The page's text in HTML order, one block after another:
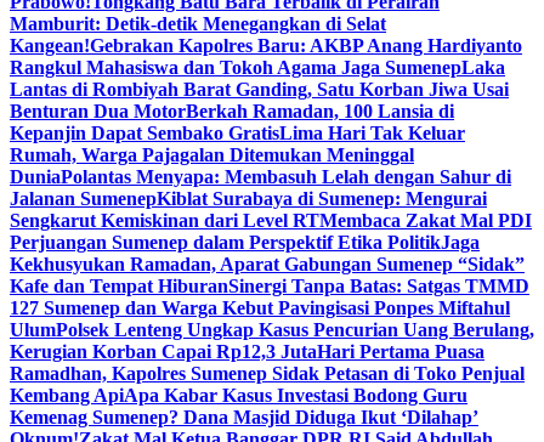
Mamburit: Detik-detik Menegangkan di Selat
Kangean!Gebrakan Kapolres Baru: AKBP Anang Hardiyanto
Rangkul Mahasiswa dan Tokoh Agama Jaga SumenepLaka
Lantas di Rombiyah Barat Ganding, Satu Korban Jiwa Usai
Benturan Dua MotorBerkah Ramadan, 100 Lansia di
Kepanjin Dapat Sembako GratisLima Hari Tak Keluar
Rumah, Warga Pajagalan Ditemukan Meninggal
DuniaPolantas Menyapa: Membasuh Lelah dengan Sahur di
Jalanan SumenepKiblat Surabaya di Sumenep: Mengurai
Sengkarut Kemiskinan dari Level RTMembaca Zakat Mal PDI
Perjuangan Sumenep dalam Perspektif Etika PolitikJaga
Kekhusyukan Ramadan, Aparat Gabungan Sumenep “Sidak”
Kafe dan Tempat HiburanSinergi Tanpa Batas: Satgas TMMD
127 Sumenep dan Warga Kebut Pavingisasi Ponpes Miftahul
UlumPolsek Lenteng Ungkap Kasus Pencurian Uang Berulang,
Kerugian Korban Capai Rp12,3 JutaHari Pertama Puasa
Ramadhan, Kapolres Sumenep Sidak Petasan di Toko Penjual
Kembang ApiApa Kabar Kasus Investasi Bodong Guru
Kemenag Sumenep? Dana Masjid Diduga Ikut ‘Dilahap’